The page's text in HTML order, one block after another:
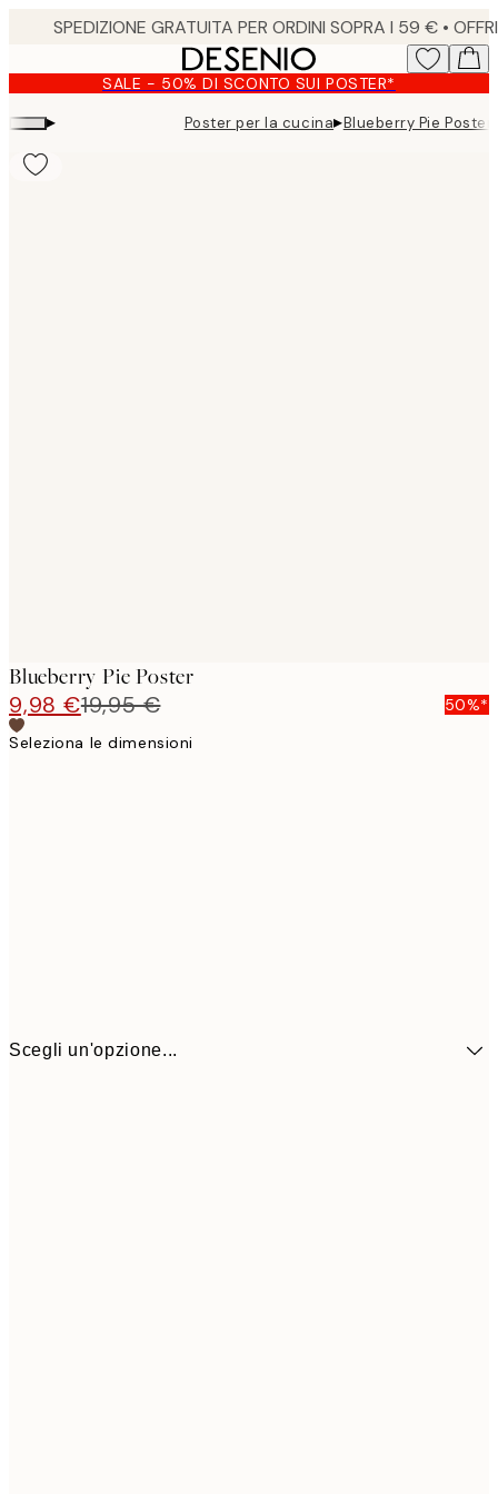
content.
SALE - 50% DI SCONTO SUI POSTER*
▸ Poster per la cucina▸Blueberry Pie Poster
Blueberry Pie Poster
9,98 €19,95 €
50%*
Seleziona le dimensioni
Scegli un'opzione...